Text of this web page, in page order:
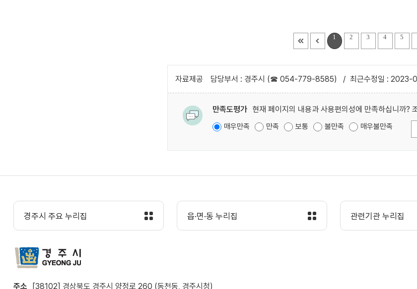
1 2 3 4 5
자료제공 담당부서 : 경주시 (☎ 054-779-8585) / 최근수정일 : 2023-
만족도평가 현재 페이지의 내용과 사용편의성에 만족하십니까?
매우만족 만족 보통 불만족 매우불만족
경주시 주요 누리집 읍·면·동 누리집 관련기관 누리집
주소 [38102] 경상북도 경주시 양정로 260 (동천동, 경주시청)